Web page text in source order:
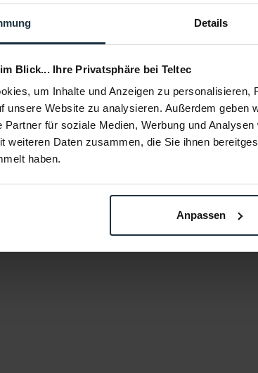
Details
Blick... Ihre Privatsphäre bei Teltec
um Inhalte und Anzeigen zu
unsere Website zu analysieren. Außerdem geben
Partner für soziale Medien, Werbung und
weiteren Daten zusammen, die Sie ihnen
haben.
Anpassen
€ 523,60
ab Bestellung
€ 649,00
Brutto: € 772,31
1-2 Wochen ab